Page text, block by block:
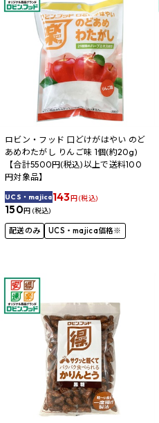
ロビン・フッド 口どけがはやい のど
あめわたがし りんご味 1個(約20g)
【合計5500円(税込)以上で送料100
円対象品】
UCS・majica143円 (税込)
150円 (税込)
配送のみ UCS・majica価格※